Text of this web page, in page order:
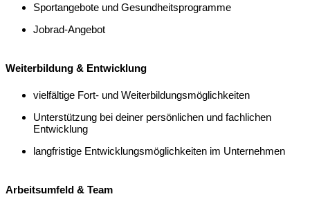
Sportangebote und Gesundheitsprogramme
Jobrad-Angebot
Weiterbildung & Entwicklung
vielfältige Fort- und Weiterbildungsmöglichkeiten
Unterstützung bei deiner persönlichen und fachlichen
Entwicklung
langfristige Entwicklungsmöglichkeiten im Unternehmen
Arbeitsumfeld & Team